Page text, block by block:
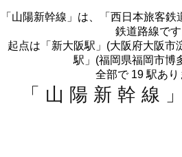
「山陽新幹線」は、「西日本旅客
鉄道路線です
起点は「新大阪駅」(大阪府大阪市
駅」(福岡県福岡市博
全部で 19 駅あり
「山陽新幹線